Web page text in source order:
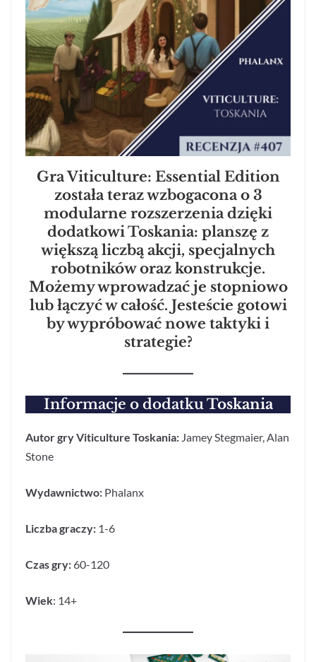
Gra Viticulture: Essential Edition
została teraz wzbogacona o 3
modularne rozszerzenia dzięki
dodatkowi Toskania: planszę z
większą liczbą akcji, specjalnych
robotników oraz konstrukcje.
Możemy wprowadzać je stopniowo
lub łączyć w całość. Jesteście gotowi
by wypróbować nowe taktyki i
strategie?
Informacje o dodatku Toskania
Autor gry Viticulture Toskania: Jamey Stegmaier, Alan
Stone
Wydawnictwo: Phalanx
Liczba graczy: 1-6
Czas gry: 60-120
Wiek: 14+